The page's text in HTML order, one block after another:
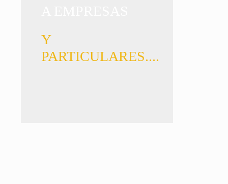
Y
PARTICULARES....